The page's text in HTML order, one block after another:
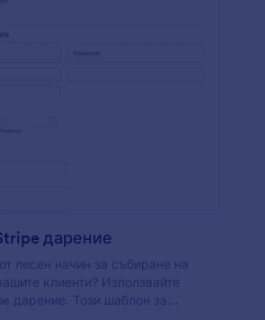
дарение
лесен начин за събиране на
клиенти? Използвайте
дарение. Този шаблон за